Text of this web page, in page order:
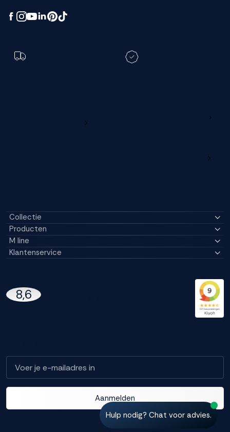
Hulp nodig? Chat voor advies.
Collectie
Producten
M line
Klantenservice
8,6
Aanmelden